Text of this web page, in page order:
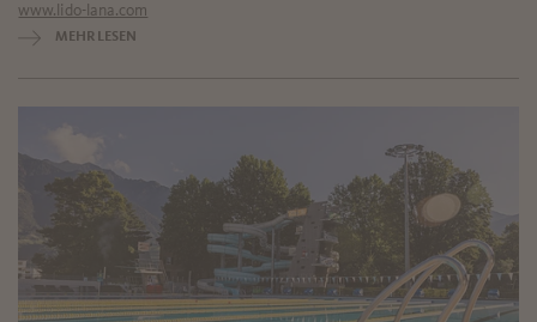
www.lido-lana.com
MEHR LESEN